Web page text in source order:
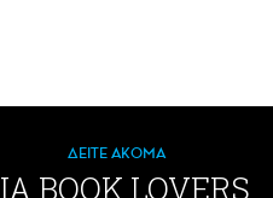
ΔΕΙΤΕ ΑΚΟΜΑ
BOOK LOVERS